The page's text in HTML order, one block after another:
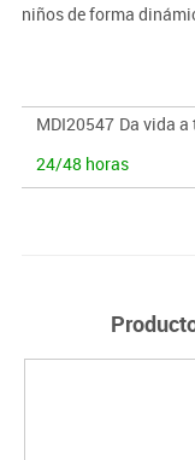
niños de forma
MDI20547 Da vida
24/48 horas